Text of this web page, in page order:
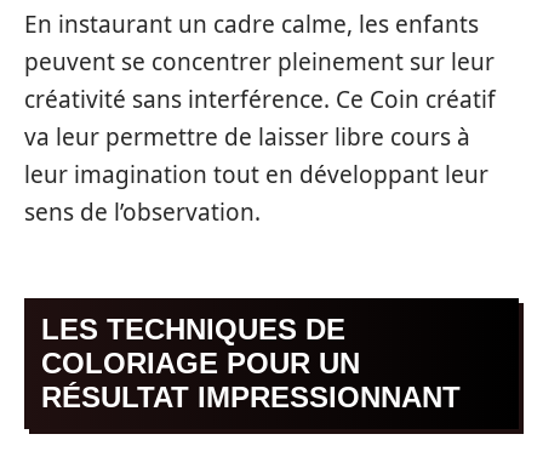
En instaurant un cadre calme, les enfants
peuvent se concentrer pleinement sur leur
créativité sans interférence. Ce Coin créatif
va leur permettre de laisser libre cours à
leur imagination tout en développant leur
sens de l’observation.
LES TECHNIQUES DE
COLORIAGE POUR UN
RÉSULTAT IMPRESSIONNANT